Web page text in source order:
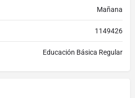
Mañana
1149426
Educación Básica Regular